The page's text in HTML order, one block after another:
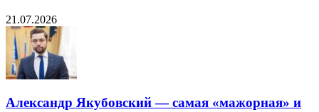
21.07.2026
Александр Якубовский — самая «мажорная» и